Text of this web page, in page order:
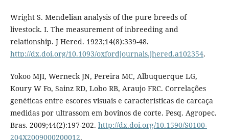
Wright S. Mendelian analysis of the pure breeds of
livestock. I. The measurement of inbreeding and
relationship. J Hered. 1923;14(8):339-48.
http://dx.doi.org/10.1093/oxfordjournals.jhered.a102354.
Yokoo MJI, Werneck JN, Pereira MC, Albuquerque LG,
Koury W Fo, Sainz RD, Lobo RB, Araujo FRC. Correlações
genéticas entre escores visuais e características de carcaça
medidas por ultrassom em bovinos de corte. Pesq. Agropec.
Bras. 2009;44(2):197-202. http://dx.doi.org/10.1590/S0100-
204X2009000200012.